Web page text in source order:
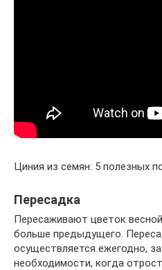
Циния из семян: 5 полезных
Пересадка
Пересаживают цветок
больше предыдущего.
осуществляется ежегодно,
необходимости, когда